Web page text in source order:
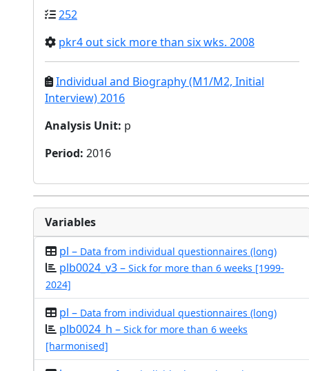
252
pkr4 out sick more than six wks. 2008
Individual and Biography (M1/M2, Initial
Interview) 2016
Analysis Unit: p
Period: 2016
Variables
pl – Data from individual questionnaires (long)
plb0024_v3 – Sick for more than 6 weeks [1999-
2024]
pl – Data from individual questionnaires (long)
plb0024_h – Sick for more than 6 weeks
[harmonised]